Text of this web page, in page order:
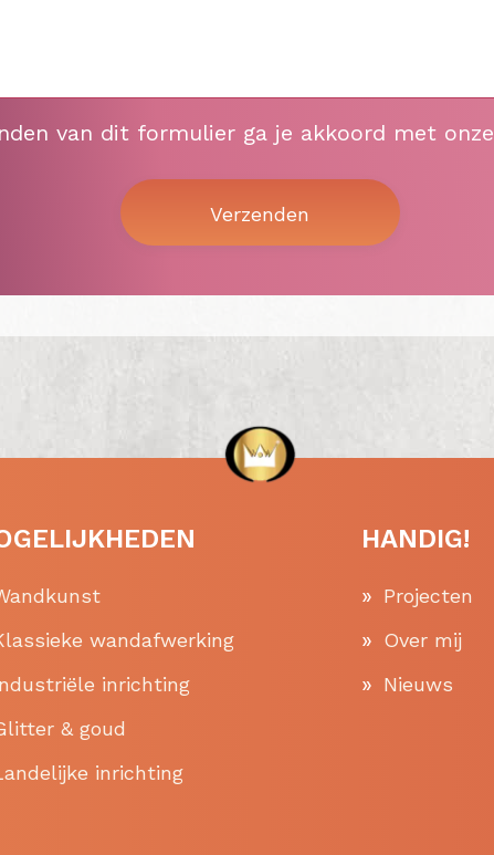
van dit formulier ga je akkoord met onze
wandafwerking
inrichting
& goud
inrichting
HANDIG!
Projecten
Over mij
Nieuws